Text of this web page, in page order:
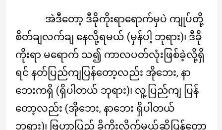
အဲဒီတော့ ဒီခိုကိုးရာရောက်မှပဲ ကျုပ်တို့
စိတ်ချလက်ချ နေလို့ရမယ် (မှန်ပါ့ ဘုရား)၊ ဒီခို
ကိုးရာ မရောက် သ၍ ကာလပတ်လုံးဖြစ်ခဲ့လို့ရှိ
ရင် နတ်ပြည်ကျပြန်တော့လည်း အိုဘေး, နာ
ဘေးကရှိ (ရှိပါတယ် ဘုရား)၊ လူ့ပြည်ကျ ပြန်
တော့လည်း (အိုဘေး, နာဘေး ရှိပါတယ်
ဘုရား)၊ ဗြဟ္မာပြည် ခိုကိုးလိုက်မယ်ဆိုပြန်တော့